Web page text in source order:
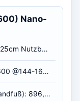
Nano-
37,5 (95,25cm Nutzbare Bildschirmdiagonale)
3840x1600 @144-160 Hz (UWQHD+)
(ohne Standfuß): 896,4 x 394,4 x 111,3 mm (B x H x T)